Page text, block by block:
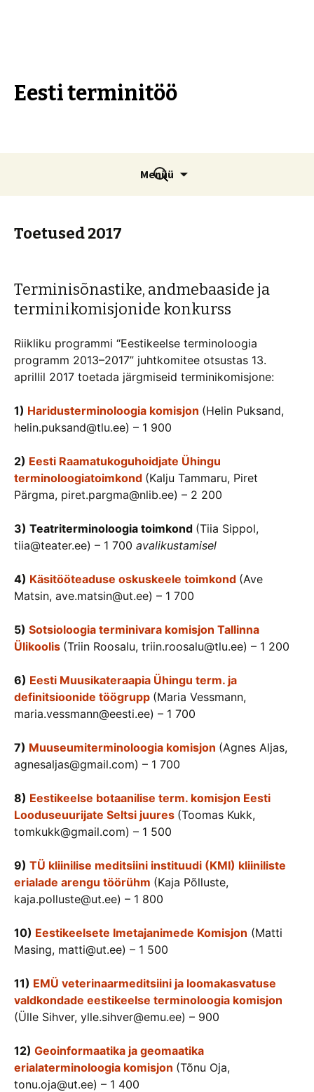
Eesti terminitöö
Menüü
juurde
Otsi:
Toetused 2017
Terminisõnastike, andmebaaside ja
terminikomisjonide konkurss
Riikliku programmi “Eestikeelse terminoloogia
programm 2013–2017” juhtkomitee otsustas 13.
aprillil 2017 toetada järgmiseid terminikomisjone:
1) Haridusterminoloogia komisjon (Helin Puksand,
helin.puksand@tlu.ee) – 1 900
2) Eesti Raamatukoguhoidjate Ühingu
terminoloogiatoimkond (Kalju Tammaru, Piret
Pärgma, piret.pargma@nlib.ee) – 2 200
3) Teatriterminoloogia toimkond (Tiia Sippol,
tiia@teater.ee) – 1 700 avalikustamisel
4) Käsitööteaduse oskuskeele toimkond (Ave
Matsin, ave.matsin@ut.ee) – 1 700
5) Sotsioloogia terminivara komisjon Tallinna
Ülikoolis (Triin Roosalu, triin.roosalu@tlu.ee) – 1 200
6) Eesti Muusikateraapia Ühingu term. ja
definitsioonide töögrupp (Maria Vessmann,
maria.vessmann@eesti.ee) – 1 700
7) Muuseumiterminoloogia komisjon (Agnes Aljas,
agnesaljas@gmail.com) – 1 700
8) Eestikeelse botaanilise term. komisjon Eesti
Looduseuurijate Seltsi juures (Toomas Kukk,
tomkukk@gmail.com) – 1 500
9) TÜ kliinilise meditsiini instituudi (KMI) kliiniliste
erialade arengu töörühm (Kaja Põlluste,
kaja.polluste@ut.ee) – 1 800
10) Eestikeelsete Imetajanimede Komisjon (Matti
Masing, matti@ut.ee) – 1 500
11) EMÜ veterinaarmeditsiini ja loomakasvatuse
valdkondade eestikeelse terminoloogia komisjon
(Ülle Sihver, ylle.sihver@emu.ee) – 900
12) Geoinformaatika ja geomaatika
erialaterminoloogia komisjon (Tõnu Oja,
tonu.oja@ut.ee) – 1 400